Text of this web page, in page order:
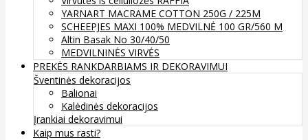
YARNART MACRAME COTTON 250G / 225M
SCHEEPJES MAXI 100% MEDVILNĖ 100 GR/560 M
Altin Basak No 30/40/50
MEDVILNINĖS VIRVĖS
PREKĖS RANKDARBIAMS IR DEKORAVIMUI
Šventinės dekoracijos
Balionai
Kalėdinės dekoracijos
Įrankiai dekoravimui
Kaip mus rasti?